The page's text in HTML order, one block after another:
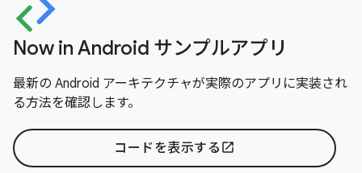
Now in Android サンプルアプリ
最新の Android アーキテクチャが実際のアプリに実装され
る方法を確認します。
コードを表示する open_in_new